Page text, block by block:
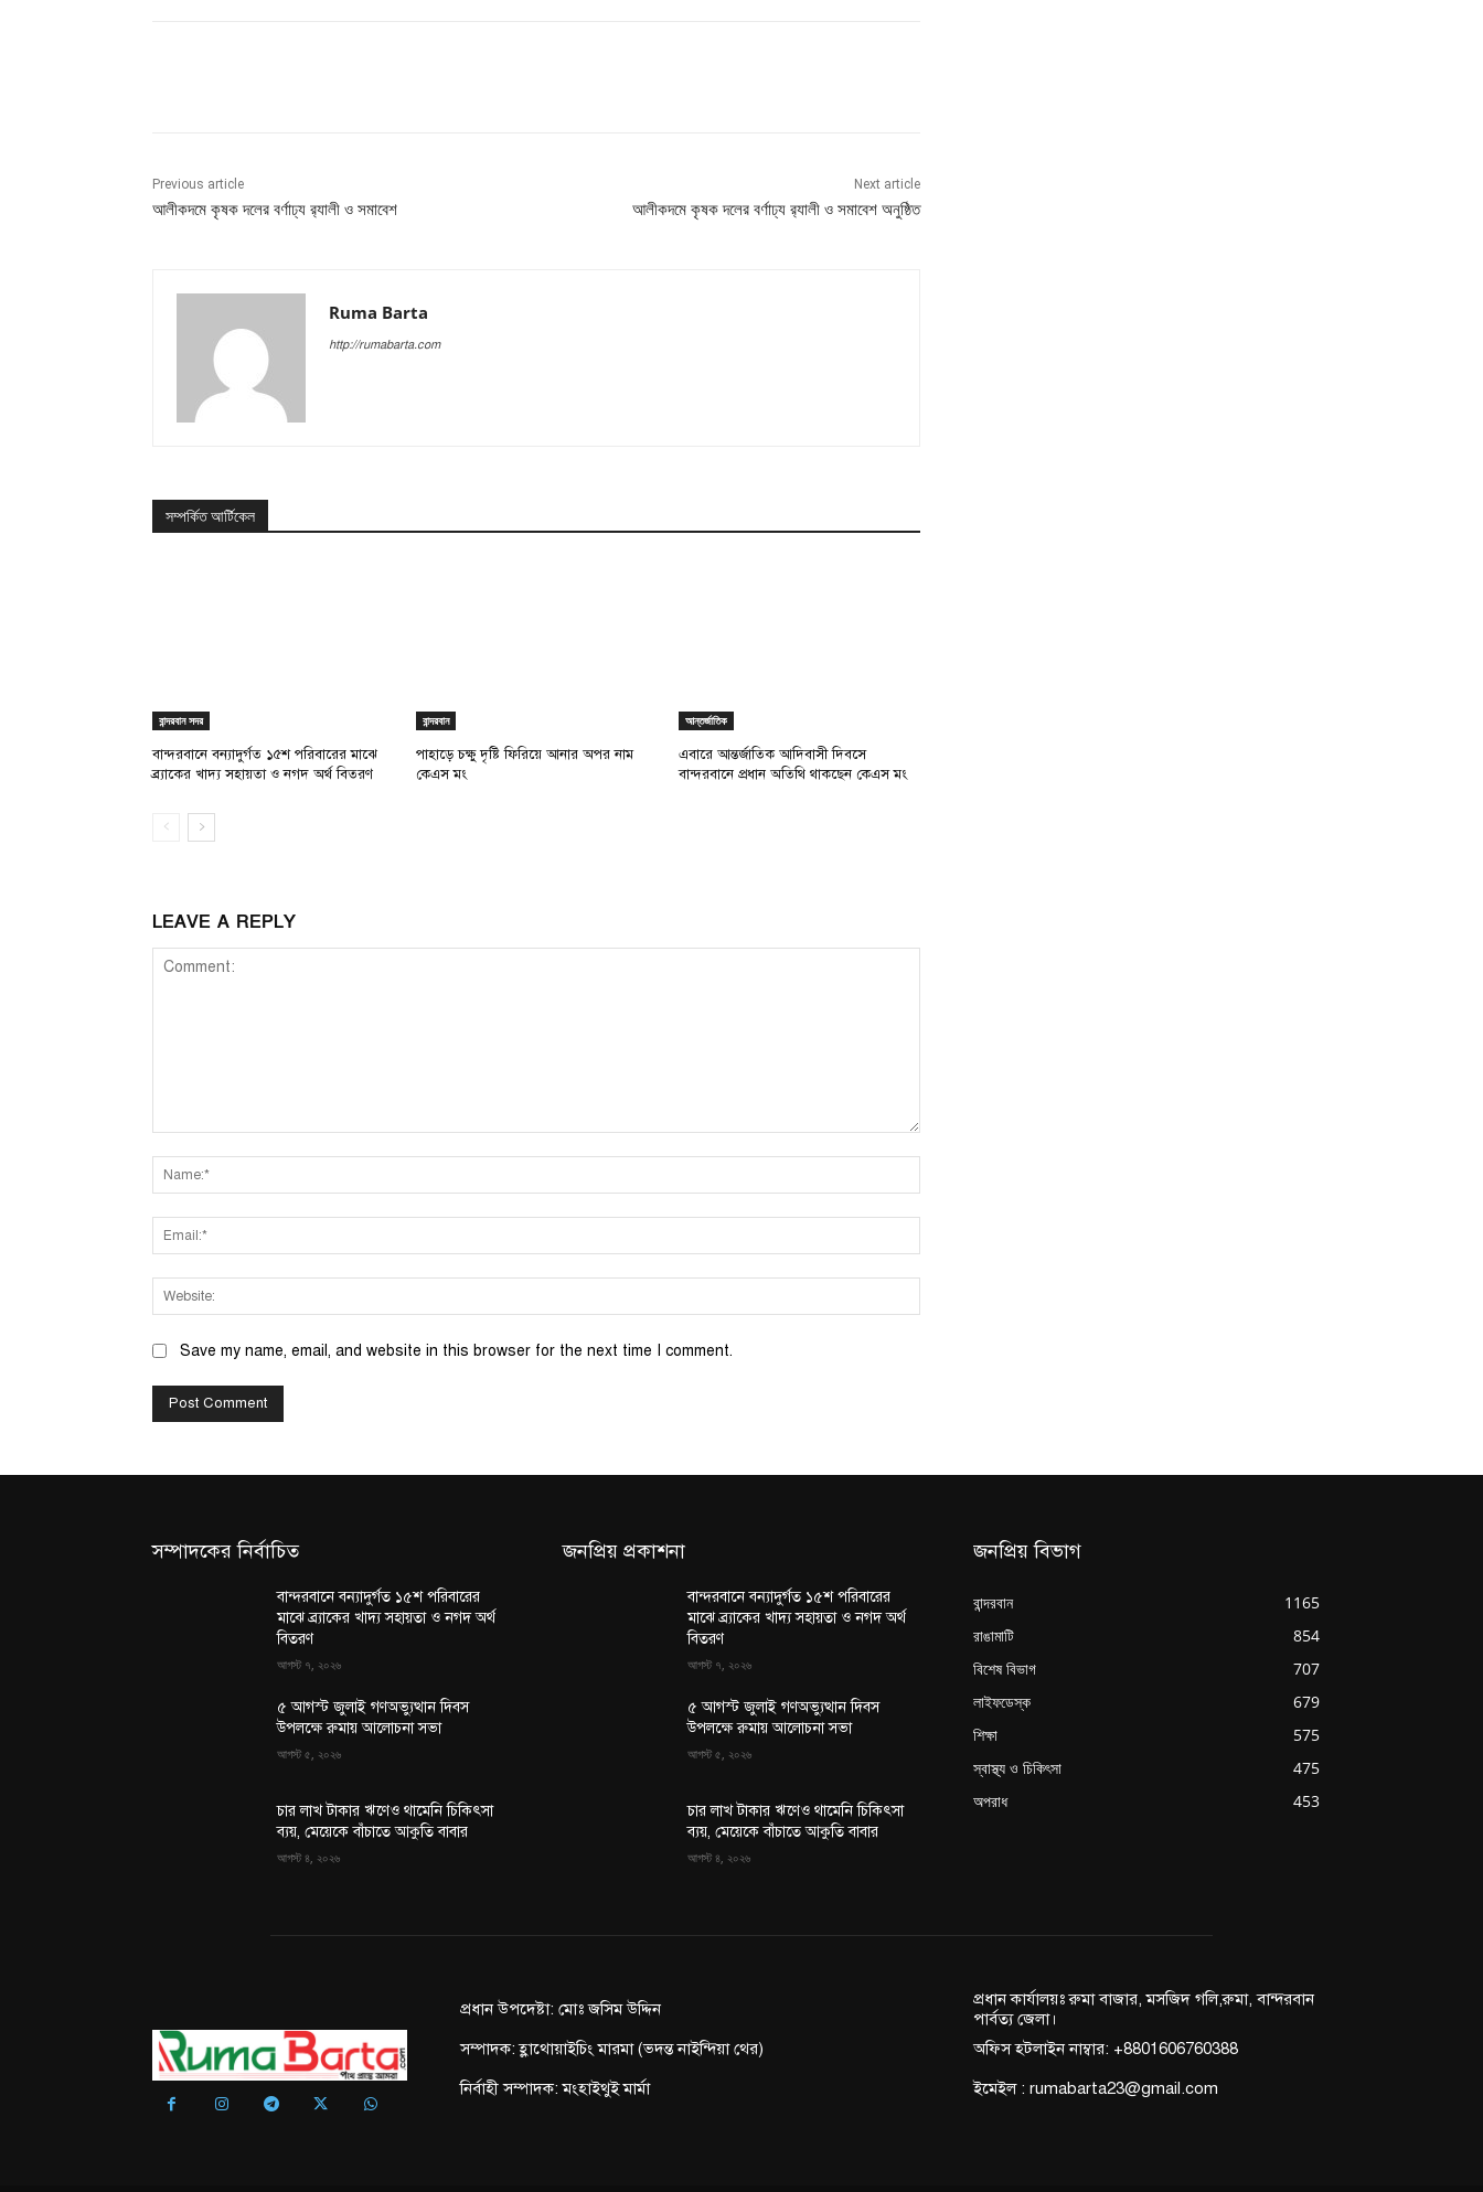
Previous article
আলীকদমে কৃষক দলের বর্ণাঢ্য র‍্যালী ও সমাবেশ
Next article
আলীকদমে কৃষক দলের বর্ণাঢ্য র‍্যালী ও সমাবেশ অনুষ্ঠিত
Ruma Barta
http://rumabarta.com
সম্পর্কিত আর্টিকেল
বান্দরবান সদর
বান্দরবানে বন্যাদুর্গত ১৫শ পরিবারের মাঝে
ব্র্যাকের খাদ্য সহায়তা ও নগদ অর্থ বিতরণ
বান্দরবান
পাহাড়ে চক্ষু দৃষ্টি ফিরিয়ে আনার অপর নাম
কেএস মং
আন্তর্জাতিক
এবারে আন্তর্জাতিক আদিবাসী দিবসে
বান্দরবানে প্রধান অতিথি থাকছেন কেএস মং
LEAVE A REPLY
Save my name, email, and website in this browser for the next time I comment.
সম্পাদকের নির্বাচিত
বান্দরবানে বন্যাদুর্গত ১৫শ পরিবারের
মাঝে ব্র্যাকের খাদ্য সহায়তা ও নগদ অর্থ
বিতরণ
আগস্ট ৭, ২০২৬
৫ আগস্ট জুলাই গণঅভ্যুত্থান দিবস
উপলক্ষে রুমায় আলোচনা সভা
আগস্ট ৫, ২০২৬
চার লাখ টাকার ঋণেও থামেনি চিকিৎসা
ব্যয়, মেয়েকে বাঁচাতে আকুতি বাবার
আগস্ট ৪, ২০২৬
জনপ্রিয় প্রকাশনা
বান্দরবানে বন্যাদুর্গত ১৫শ পরিবারের
মাঝে ব্র্যাকের খাদ্য সহায়তা ও নগদ অর্থ
বিতরণ
আগস্ট ৭, ২০২৬
৫ আগস্ট জুলাই গণঅভ্যুত্থান দিবস
উপলক্ষে রুমায় আলোচনা সভা
আগস্ট ৫, ২০২৬
চার লাখ টাকার ঋণেও থামেনি চিকিৎসা
ব্যয়, মেয়েকে বাঁচাতে আকুতি বাবার
আগস্ট ৪, ২০২৬
জনপ্রিয় বিভাগ
বান্দরবান
1165
রাঙামাটি
854
বিশেষ বিভাগ
707
লাইফডেস্ক
679
শিক্ষা
575
স্বাস্থ্য ও চিকিৎসা
475
অপরাধ
453
প্রধান উপদেষ্টা: মোঃ জসিম উদ্দিন
সম্পাদক: হ্লাথোয়াইচিং মারমা (ভদন্ত নাইন্দিয়া থের)
নির্বাহী সম্পাদক: মংহাইথুই মার্মা
প্রধান কার্যালয়ঃ রুমা বাজার, মসজিদ গলি,রুমা, বান্দরবান
পার্বত্য জেলা।
অফিস হটলাইন নাম্বার: +8801606760388
ইমেইল : rumabarta23@gmail.com